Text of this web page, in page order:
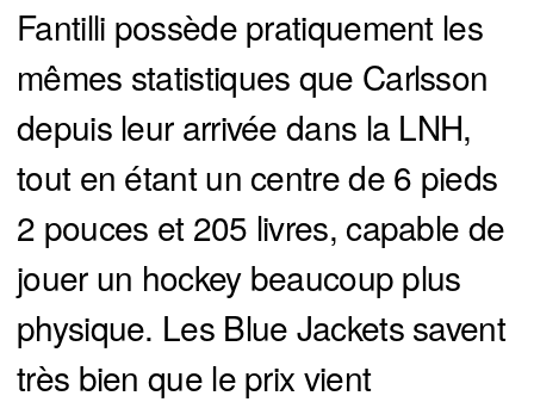
Fantilli possède pratiquement les
mêmes statistiques que Carlsson
depuis leur arrivée dans la LNH,
tout en étant un centre de 6 pieds
2 pouces et 205 livres, capable de
jouer un hockey beaucoup plus
physique. Les Blue Jackets savent
très bien que le prix vient